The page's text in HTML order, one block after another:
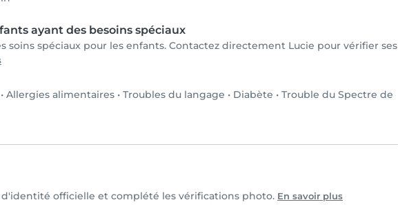
ayant des besoins spéciaux
soins spéciaux pour les enfants. Contactez directement Lucie pour vérifier ses
• Allergies alimentaires • Troubles du langage • Diabète • Trouble du Spectre de
d'identité officielle et complété les vérifications photo. En savoir plus